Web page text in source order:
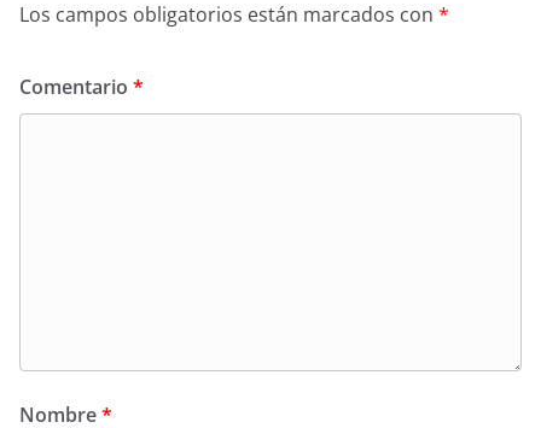
Los campos obligatorios están marcados con *
Comentario *
Nombre*